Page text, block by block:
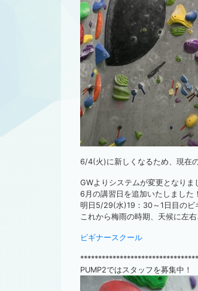
6/4(火)に新しくなるため、現在
GWよりシステムが変更となりま
6月の講習日を追加いたしまし
明日5/29(水)19：30～1日目のビ
これから梅雨の時期、天候に左
ビギナースクール
PUMP2ではスタッフを募集中！